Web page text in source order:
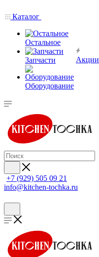
Каталог
Остальное
Запчасти
Оборудование
Акции
+7 (929) 505 09 21
info@kitchen-tochka.ru